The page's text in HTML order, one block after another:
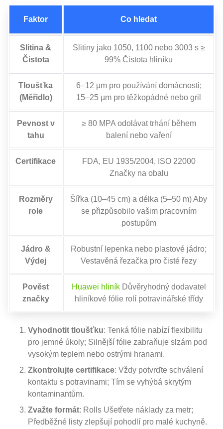
Faktor Co hledat
Slitina &
Čistota
Slitiny jako 1050, 1100 nebo 3003 s ≥
99% Čistota hliníku
Tloušťka
(Měřidlo)
6–12 µm pro používání domácnosti;
15–25 µm pro těžkopádné nebo gril
Pevnost v
tahu
≥ 80 MPA odolávat trhání během
balení nebo vaření
Certifikace
FDA, EU 1935/2004, ISO 22000
Značky na obalu
Rozměry
role
Šířka (10–45 cm) a délka (5–50 m) Aby
se přizpůsobilo vašim pracovním
postupům
Jádro &
Výdej
Robustní lepenka nebo plastové jádro;
Vestavěná řezačka pro čisté řezy
Pověst
značky
Huawei hliníkDůvěryhodný dodavatel
hliníkové fólie rolí potravinářské třídy
Vyhodnotit tloušťku: Tenká fólie nabízí flexibilitu
pro jemné úkoly; Silnější fólie zabraňuje slzám pod
vysokým teplem nebo ostrými hranami.
Zkontrolujte certifikace: Vždy potvrďte schválení
kontaktu s potravinami; Tím se vyhýbá skrytým
kontaminantům.
Zvažte formát: Rolls Ušetřete náklady za metr;
Předběžné listy zlepšují pohodlí pro malé kuchyně.